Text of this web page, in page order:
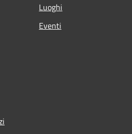
Luoghi
Eventi